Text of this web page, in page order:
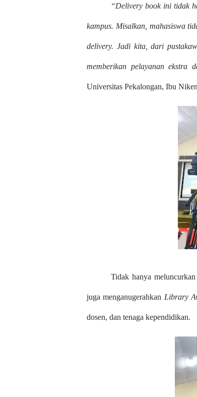
“Delivery book ini tidak
kampus. Misalkan, mahasiswa
delivery. Jadi kita, dari
memberikan pelayanan ekstra
Universitas Pekalongan, Ibu
Tidak hanya
juga menganugerahkan Library
dosen, dan tenaga kependidikan.